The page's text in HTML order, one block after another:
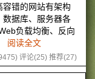
错的网站有架构
数据库、服务器各
负载均衡、反向
阅读全文
评论(25) 推荐(27)